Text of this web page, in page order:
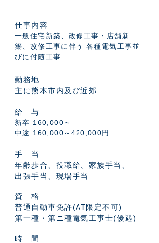
仕事内容
一般住宅新築、改修工事・店舗新
築、改修工事に伴う 各種電気工事並
びに付随工事
勤務地
主に熊本市内及び近郊
給 与
新卒 160,000～
中途 160,000～420,000円
手 当
年齢歩合、役職給、家族手当、
出張手当、現場手当
資 格
普通自動車免許(AT限定不可)
第一種・第ニ種電気工事士(優遇)
時 間